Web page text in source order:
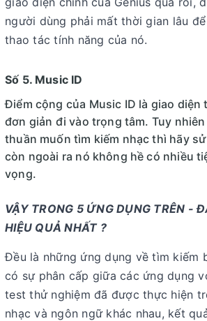
người dùng phải mất thời gian lâu
thao tác tính năng của nó.
Số 5. Music ID
Điểm cộng của Music ID là giao diện
đơn giản đi vào trọng tâm. Tuy
thuần muốn tìm kiếm nhạc thì hãy
còn ngoài ra nó không hề có nhiều
vọng.
VẬY TRONG 5 ỨNG DỤNG TRÊN -
HIỆU QUẢ NHẤT ?
Đều là những ứng dụng về tìm kiếm
có sự phân cấp giữa các ứng dụng
test thử nghiệm đã được thực hiện
nhạc và ngôn ngữ khác nhau, kết